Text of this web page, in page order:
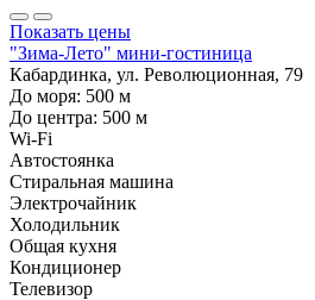
Показать цены
"Зима-Лето" мини-гостиница
Кабардинка, ул. Революционная, 79
До моря: 500 м
До центра: 500 м
Wi-Fi
Автостоянка
Стиральная машина
Электрочайник
Холодильник
Общая кухня
Кондиционер
Телевизор